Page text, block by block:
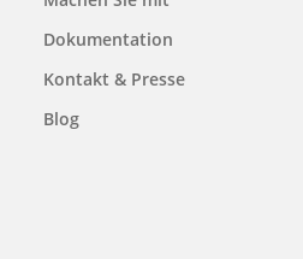
Dokumentation
Kontakt & Presse
Blog